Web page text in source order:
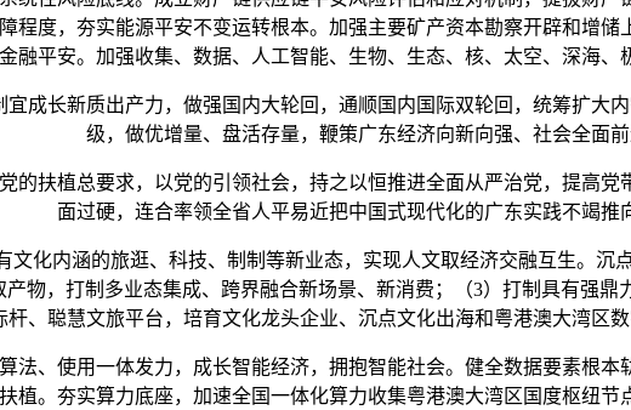
程度，夯实能源平安不变运转根本。加强主要矿产资本勘察开辟和增
融平安。加强收集、数据、人工智能、生物、生态、核、太空、深海、
长新质出产力，做强国内大轮回，通顺国内国际双轮回，统筹扩大内
级，做优增量、盘活存量，鞭策广东经济向新向强、社会全面前
扶植总要求，以党的引领社会，持之以恒推进全面从严治党，提高党
面过硬，连合率领全省人平易近把中国式现代化的广东实践不竭推
内涵的旅逛、科技、制制等新业态，实现人文取经济交融互生。沉
物，打制多业态集成、跨界融合新场景、新消费；（3）打制具有强
杆、聪慧文旅平台，培育文化龙头企业、沉点文化出海和粤港澳大湾区数
、使用一体发力，成长智能经济，拥抱智能社会。健全数据要素根本
植。夯实算力底座，加速全国一体化算力收集粤港澳大湾区国度枢纽节